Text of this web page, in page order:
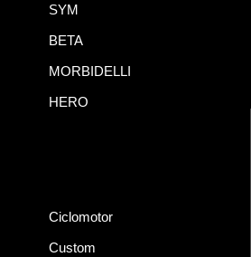
SYM
BETA
MORBIDELLI
HERO
Ciclomotor
Custom